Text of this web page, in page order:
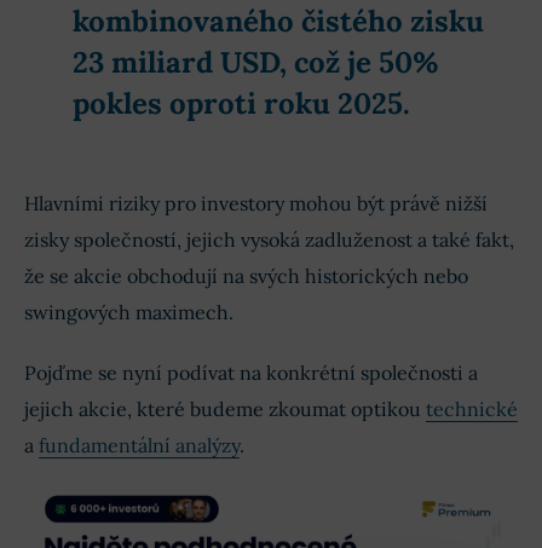
kombinovaného čistého zisku
23 miliard USD, což je 50%
pokles oproti roku 2025.
Hlavními riziky pro investory mohou být právě nižší
zisky společností, jejich vysoká zadluženost a také fakt,
že se akcie obchodují na svých historických nebo
swingových maximech.
Pojďme se nyní podívat na konkrétní společnosti a
jejich akcie, které budeme zkoumat optikou technické
a fundamentální analýzy.